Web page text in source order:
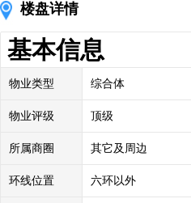
楼盘详情
基本信息
物业类型 综合体
物业评级 顶级
所属商圈 其它及周边
环线位置 六环以外